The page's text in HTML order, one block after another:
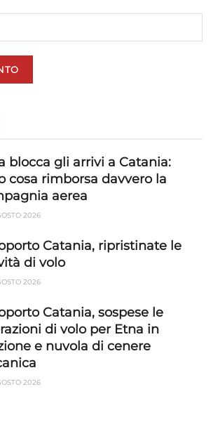
geolocalizzazione precisi,
in base a informazioni
errori, Erogare
e contenuto,
le scelte sulla
blocca gli arrivi a Catania:
cosa rimborsa davvero la
aerea
2026
Catania, ripristinate le
di volo
2026
Catania, sospese le
di volo per Etna in
e nuvola di cenere
2026